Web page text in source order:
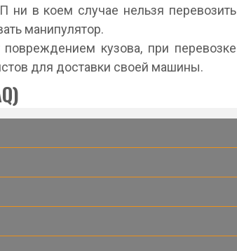
в коем случае нельзя перевозить
манипулятор.
повреждением кузова, при перевозке
для доставки своей машины.